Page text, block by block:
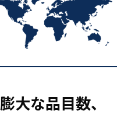
膨大な品目数、